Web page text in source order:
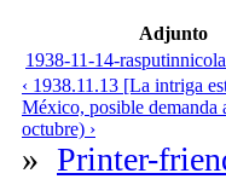
Adjunto
1938-11-14-
‹ 1938.11.13 [La intriga
México, posible
octubre) ›
» Printer-